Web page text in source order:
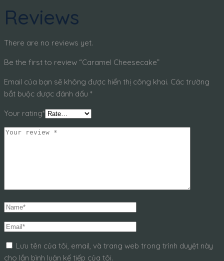
Reviews
There are no reviews yet.
Be the first to review “Caramel Cheesecake”
Email của bạn sẽ không được hiển thị công khai. Các trường
bắt buộc được đánh dấu *
Your rating*
Lưu tên của tôi, email, và trang web trong trình duyệt này
cho lần bình luận kế tiếp của tôi.